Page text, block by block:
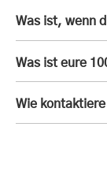
Was ist, wenn
Was ist eure
Wie